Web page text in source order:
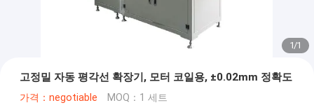
1/1
고정밀 자동 평각선 확장기, 모터 코일용, ±0.02mm 정확도
가격：negotiable MOQ：1 세트